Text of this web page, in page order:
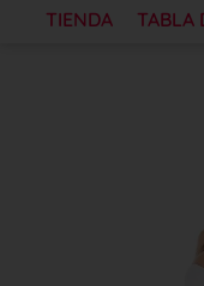
TIENDA TABLA